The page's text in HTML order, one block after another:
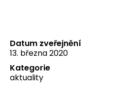
Datum zveřejnění
13. března 2020
Kategorie
aktuality